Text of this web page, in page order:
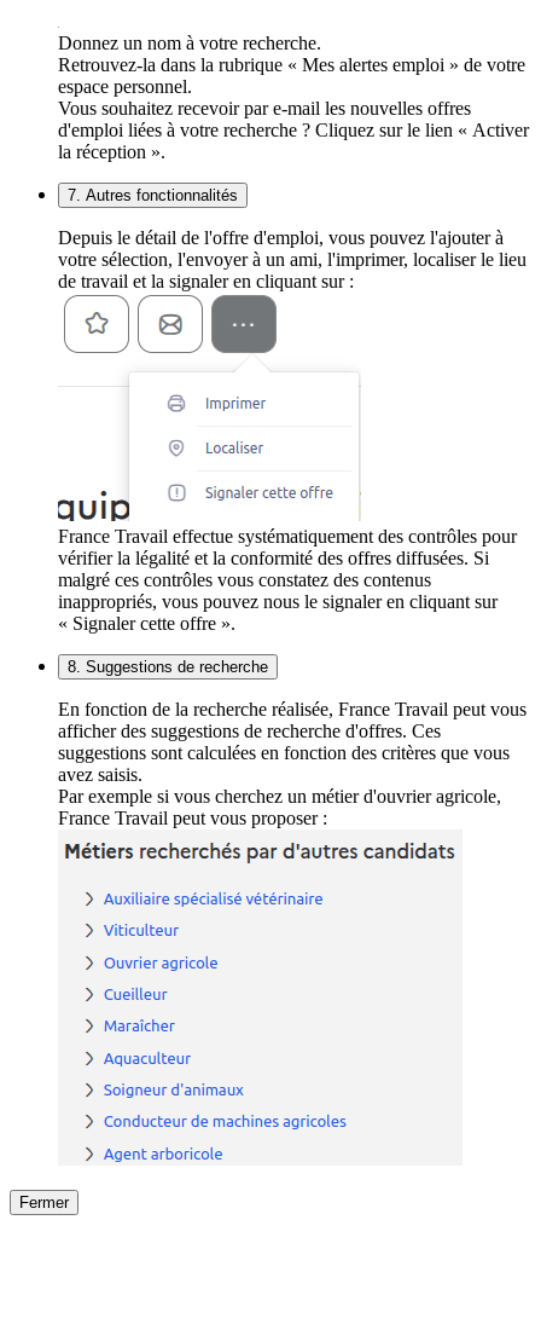
Donnez un nom à votre recherche.
Retrouvez-la dans la rubrique « Mes alertes emploi » de votre
espace personnel.
Vous souhaitez recevoir par e-mail les nouvelles offres
d'emploi liées à votre recherche ? Cliquez sur le lien « Activer
la réception ».
7. Autres fonctionnalités
Depuis le détail de l'offre d'emploi, vous pouvez l'ajouter à
votre sélection, l'envoyer à un ami, l'imprimer, localiser le lieu
de travail et la signaler en cliquant sur :
France Travail effectue systématiquement des contrôles pour
vérifier la légalité et la conformité des offres diffusées. Si
malgré ces contrôles vous constatez des contenus
inappropriés, vous pouvez nous le signaler en cliquant sur
« Signaler cette offre ».
8. Suggestions de recherche
En fonction de la recherche réalisée, France Travail peut vous
afficher des suggestions de recherche d'offres. Ces
suggestions sont calculées en fonction des critères que vous
avez saisis.
Par exemple si vous cherchez un métier d'ouvrier agricole,
France Travail peut vous proposer :
Fermer